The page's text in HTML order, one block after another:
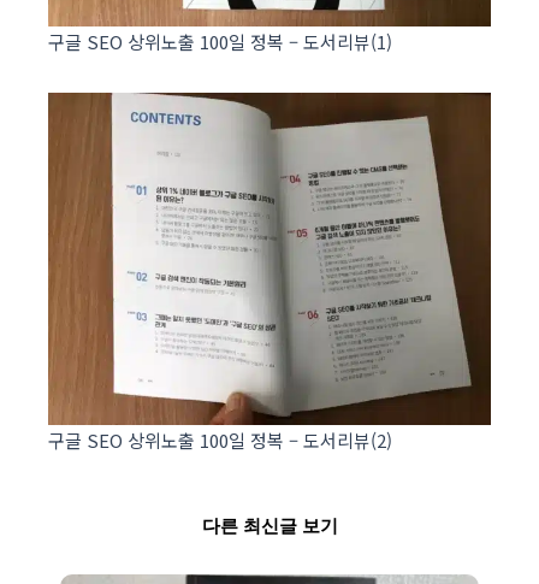
구글 SEO 상위노출 100일 정복 – 도서리뷰(1)
구글 SEO 상위노출 100일 정복 – 도서리뷰(2)
다른 최신글 보기